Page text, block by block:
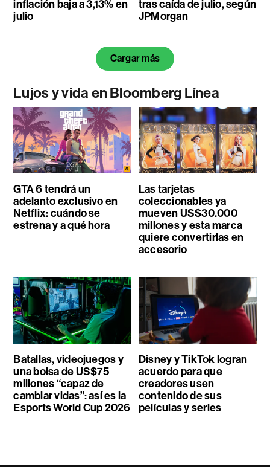
inflación baja a 3,13% en
julio
tras caída de julio, según
JPMorgan
Cargar más
Lujos y vida en Bloomberg Línea
GTA 6 tendrá un
adelanto exclusivo en
Netflix: cuándo se
estrena y a qué hora
Las tarjetas
coleccionables ya
mueven US$30.000
millones y esta marca
quiere convertirlas en
accesorio
Batallas, videojuegos y
una bolsa de US$75
millones “capaz de
cambiar vidas”: así es la
Esports World Cup 2026
Disney y TikTok logran
acuerdo para que
creadores usen
contenido de sus
películas y series